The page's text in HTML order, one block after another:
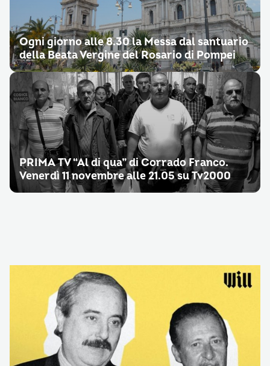
Ogni giorno alle 8.30 la Messa dal santuario
della Beata Vergine del Rosario di Pompei
PRIMA TV “Al di qua” di Corrado Franco.
Venerdì 11 novembre alle 21.05 su Tv2000